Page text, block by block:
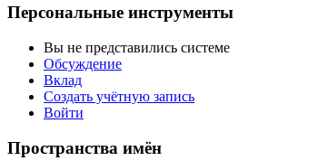
Персональные инструменты
Вы не представились системе
Обсуждение
Вклад
Создать учётную запись
Войти
Пространства имён